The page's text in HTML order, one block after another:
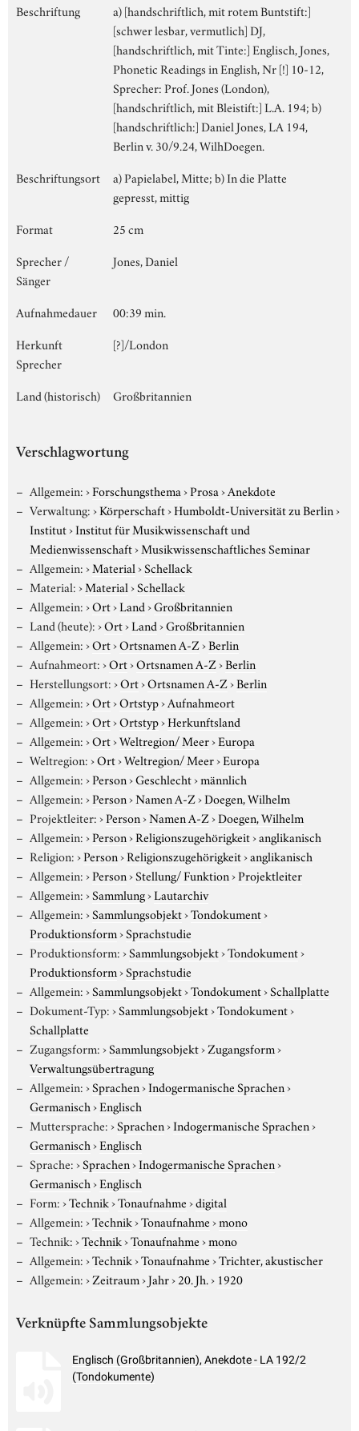
Beschriftung
a) [handschriftlich, mit rotem Buntstift:]
[schwer lesbar, vermutlich] DJ,
[handschriftlich, mit Tinte:] Englisch, Jones,
Phonetic Readings in English, Nr [!] 10-12,
Sprecher: Prof. Jones (London),
[handschriftlich, mit Bleistift:] L.A. 194; b)
[handschriftlich:] Daniel Jones, LA 194,
Berlin v. 30/9.24, WilhDoegen.
Beschriftungsort
a) Papielabel, Mitte; b) In die Platte
gepresst, mittig
Format
25 cm
Sprecher /
Sänger
Jones, Daniel
Aufnahmedauer
00:39 min.
Herkunft
Sprecher
[?]/London
Land (historisch) Großbritannien
Verschlagwortung
Allgemein:›Forschungsthema›Prosa›Anekdote
Verwaltung:›Körperschaft›Humboldt-Universität zu Berlin›
Institut›Institut für Musikwissenschaft und
Medienwissenschaft›Musikwissenschaftliches Seminar
Allgemein:›Material›Schellack
Material:›Material›Schellack
Allgemein:›Ort›Land›Großbritannien
Land (heute):›Ort›Land›Großbritannien
Allgemein:›Ort›Ortsnamen A-Z›Berlin
Aufnahmeort:›Ort›Ortsnamen A-Z›Berlin
Herstellungsort:›Ort›Ortsnamen A-Z›Berlin
Allgemein:›Ort›Ortstyp›Aufnahmeort
Allgemein:›Ort›Ortstyp›Herkunftsland
Allgemein:›Ort›Weltregion/ Meer›Europa
Weltregion:›Ort›Weltregion/ Meer›Europa
Allgemein:›Person›Geschlecht›männlich
Allgemein:›Person›Namen A-Z›Doegen, Wilhelm
Projektleiter:›Person›Namen A-Z›Doegen, Wilhelm
Allgemein:›Person›Religionszugehörigkeit›anglikanisch
Religion:›Person›Religionszugehörigkeit›anglikanisch
Allgemein:›Person›Stellung/ Funktion›Projektleiter
Allgemein:›Sammlung›Lautarchiv
Allgemein:›Sammlungsobjekt›Tondokument›
Produktionsform›Sprachstudie
Produktionsform:›Sammlungsobjekt›Tondokument›
Produktionsform›Sprachstudie
Allgemein:›Sammlungsobjekt›Tondokument›Schallplatte
Dokument-Typ:›Sammlungsobjekt›Tondokument›
Schallplatte
Zugangsform:›Sammlungsobjekt›Zugangsform›
Verwaltungsübertragung
Allgemein:›Sprachen›Indogermanische Sprachen›
Germanisch›Englisch
Muttersprache:›Sprachen›Indogermanische Sprachen›
Germanisch›Englisch
Sprache:›Sprachen›Indogermanische Sprachen›
Germanisch›Englisch
Form:›Technik›Tonaufnahme›digital
Allgemein:›Technik›Tonaufnahme›mono
Technik:›Technik›Tonaufnahme›mono
Allgemein:›Technik›Tonaufnahme›Trichter, akustischer
Allgemein:›Zeitraum›Jahr›20. Jh.› 1920
Verknüpfte Sammlungsobjekte
Englisch (Großbritannien), Anekdote - LA 192/2
(Tondokumente)